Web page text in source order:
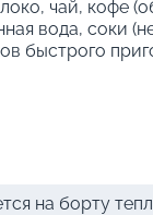
чай, кофе
вода, соки
быстрого
на борту